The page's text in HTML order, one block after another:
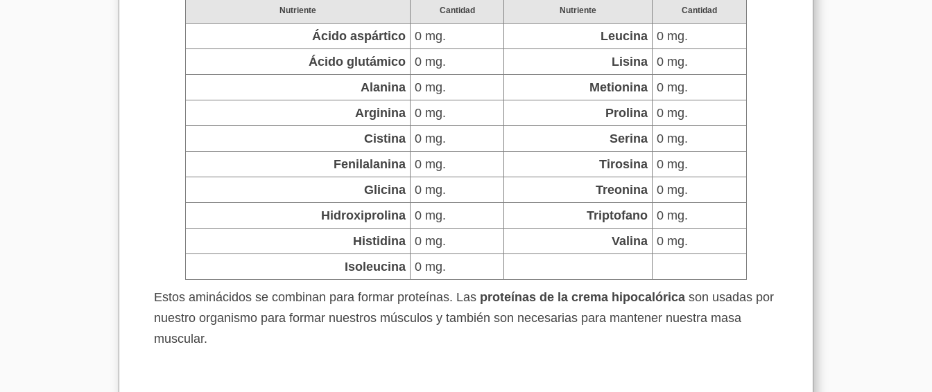
Nutriente Cantidad Nutriente Cantidad
Ácido aspártico 0 mg. Leucina
0 mg.
Ácido glutámico
0 mg. Lisina
0 mg.
Alanina
0 mg. Metionina
0 mg.
Arginina
0 mg. Prolina
0 mg.
Cistina
0 mg. Serina
0 mg.
Fenilalanina
0 mg. Tirosina
0 mg.
Glicina
0 mg. Treonina
0 mg.
Hidroxiprolina
0 mg. Triptofano
0 mg.
Histidina
0 mg. Valina
0 mg.
Isoleucina
0 mg.
Estos aminácidos se combinan para formar proteínas. Las proteínas de la crema hipocalórica son usadas por
nuestro organismo para formar nuestros músculos y también son necesarias para mantener nuestra masa
muscular.